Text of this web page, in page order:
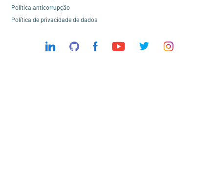
Política anticorrupção
Política de privacidade de dados